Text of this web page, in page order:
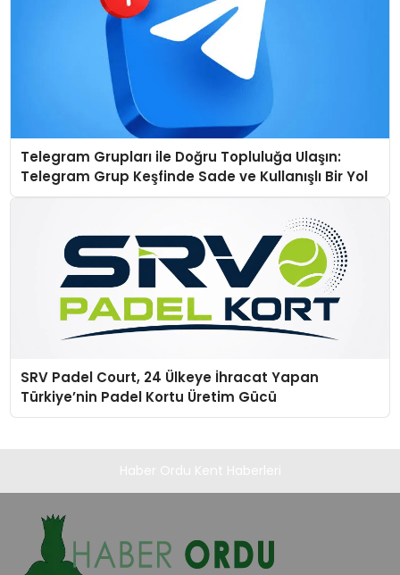
Telegram Grupları ile Doğru Topluluğa Ulaşın:
Telegram Grup Keşfinde Sade ve Kullanışlı Bir Yol
SRV Padel Court, 24 Ülkeye İhracat Yapan
Türkiye’nin Padel Kortu Üretim Gücü